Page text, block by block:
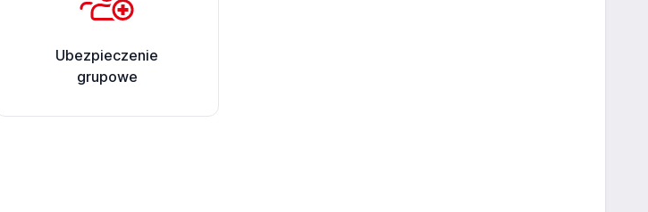
Ubezpieczenie
grupowe